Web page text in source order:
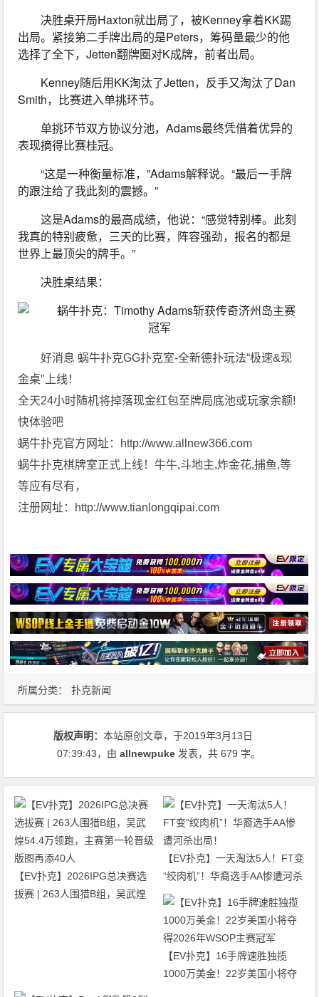
决胜桌开局Haxton就出局了，被Kenney拿着KK踢
出局。紧接第二手牌出局的是Peters，筹码量最少的他
选择了全下，Jetten翻牌圈对K成牌，前者出局。
Kenney随后用KK淘汰了Jetten，反手又淘汰了Dan
Smith，比赛进入单挑环节。
单挑环节双方协议分池，Adams最终凭借着优异的
表现摘得比赛桂冠。
“这是一种衡量标准，”Adams解释说。“最后一手牌
的跟注给了我此刻的震撼。”
这是Adams的最高成绩，他说：“感觉特别棒。此刻
我真的特别疲惫，三天的比赛，阵容强劲，报名的都是
世界上最顶尖的牌手。”
决胜桌结果：
好消息 蜗牛扑克GG扑克室-全新德扑玩法“极速&现
金桌"上线！
全天24小时随机将掉落现金红包至牌局底池或玩家余额!
快体验吧
蜗牛扑克官方网址：http://www.allnew366.com
蜗牛扑克棋牌室正式上线！牛牛,斗地主,炸金花,捕鱼,等
等应有尽有，
注册网址：http://www.tianlongqipai.com
所属分类： 扑克新闻
版权声明：本站原创文章，于2019年3月13日
07:39:43，由allnewpuke 发表，共 679 字。
【EV扑克】2026IPG总决赛选
拔赛 | 263人围猎B组，吴武煌
【EV扑克】一天淘汰5人！FT变
“绞肉机”！华裔选手AA惨遭河杀
出局！
【EV扑克】16手牌速胜独揽
1000万美金！22岁美国小将夺